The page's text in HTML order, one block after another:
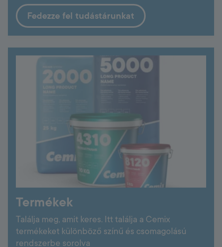
Fedezze fel tudástárunkat
Termékek
Találja meg, amit keres. Itt találja a Cemix
termékeket különböző színű és csomagolású
rendszerbe sorolva